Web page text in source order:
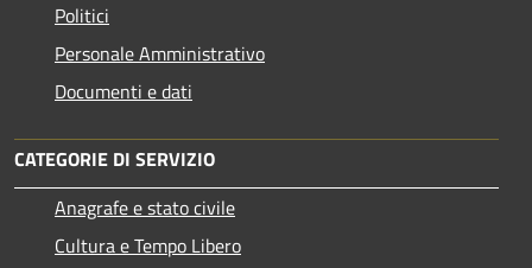
Politici
Personale Amministrativo
Documenti e dati
CATEGORIE DI SERVIZIO
Anagrafe e stato civile
Cultura e Tempo Libero